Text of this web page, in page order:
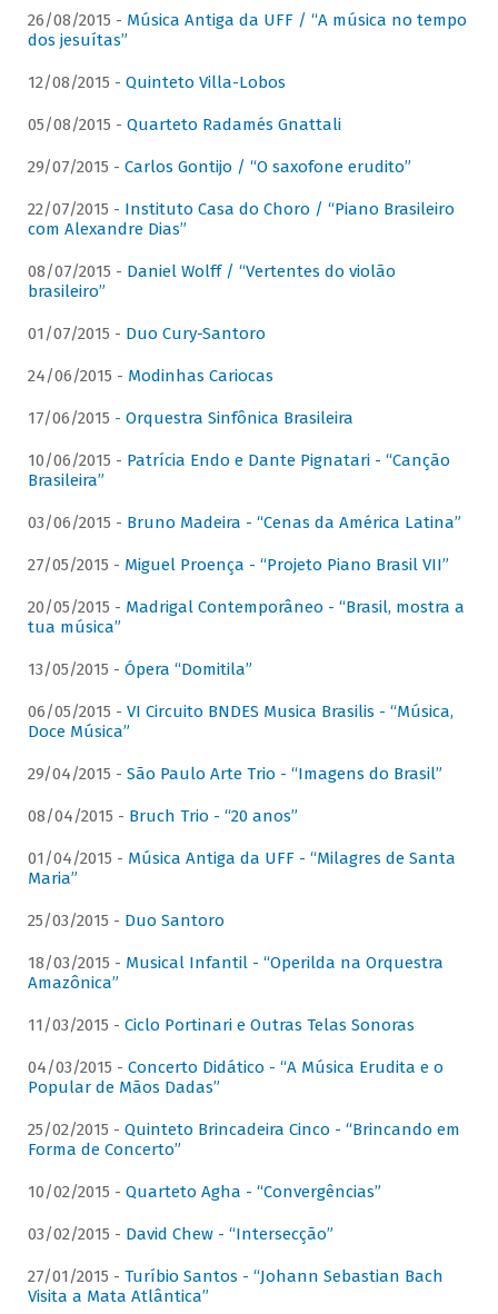
26/08/2015 - Música Antiga da UFF / “A música no tempo
dos jesuítas”
12/08/2015 - Quinteto Villa-Lobos
05/08/2015 - Quarteto Radamés Gnattali
29/07/2015 - Carlos Gontijo / “O saxofone erudito”
22/07/2015 - Instituto Casa do Choro / “Piano Brasileiro
com Alexandre Dias”
08/07/2015 - Daniel Wolff / “Vertentes do violão
brasileiro”
01/07/2015 - Duo Cury-Santoro
24/06/2015 - Modinhas Cariocas
17/06/2015 - Orquestra Sinfônica Brasileira
10/06/2015 - Patrícia Endo e Dante Pignatari - “Canção
Brasileira”
03/06/2015 - Bruno Madeira - “Cenas da América Latina”
27/05/2015 - Miguel Proença - “Projeto Piano Brasil VII”
20/05/2015 - Madrigal Contemporâneo - “Brasil, mostra a
tua música”
13/05/2015 - Ópera “Domitila”
06/05/2015 - VI Circuito BNDES Musica Brasilis - “Música,
Doce Música”
29/04/2015 - São Paulo Arte Trio - “Imagens do Brasil”
08/04/2015 - Bruch Trio - “20 anos”
01/04/2015 - Música Antiga da UFF - “Milagres de Santa
Maria”
25/03/2015 - Duo Santoro
18/03/2015 - Musical Infantil - “Operilda na Orquestra
Amazônica”
11/03/2015 - Ciclo Portinari e Outras Telas Sonoras
04/03/2015 - Concerto Didático - “A Música Erudita e o
Popular de Mãos Dadas”
25/02/2015 - Quinteto Brincadeira Cinco - “Brincando em
Forma de Concerto”
10/02/2015 - Quarteto Agha - “Convergências”
03/02/2015 - David Chew - “Intersecção”
27/01/2015 - Turíbio Santos - “Johann Sebastian Bach
Visita a Mata Atlântica”